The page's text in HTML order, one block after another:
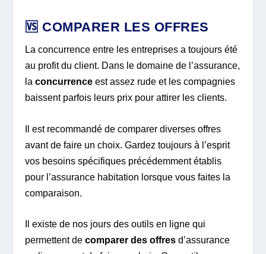
🆚 COMPARER LES OFFRES
La concurrence entre les entreprises a toujours été
au profit du client. Dans le domaine de l’assurance,
laconcurrence est assez rude et les compagnies
baissent parfois leurs prix pour attirer les clients.
Il est recommandé de comparer diverses offres
avant de faire un choix. Gardez toujours à l’esprit
vos besoins spécifiques précédemment établis
pour l’assurance habitation lorsque vous faites la
comparaison.
Il existe de nos jours des outils en ligne qui
permettent decomparer des offres d’assurance